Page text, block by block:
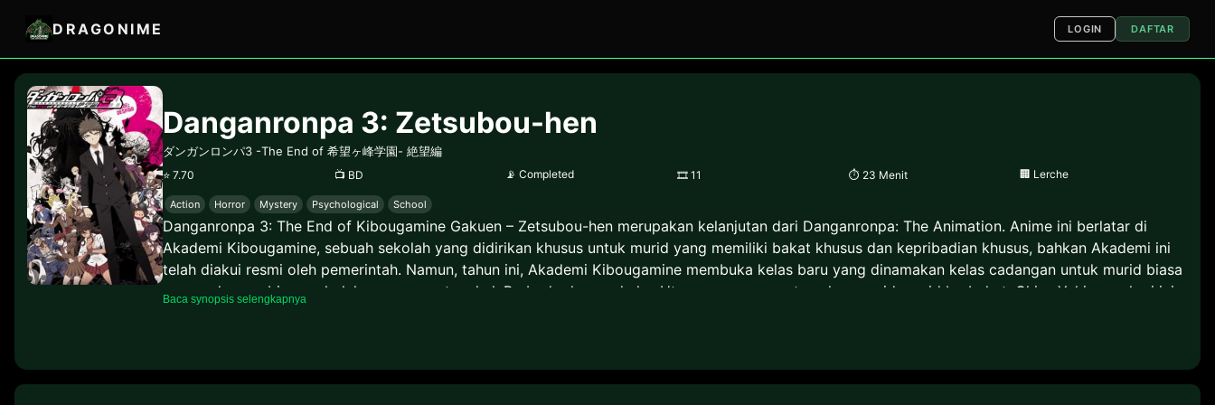
DRAGONIME LOGIN DAFTAR
Danganronpa 3: Zetsubou-hen
ダンガンロンパ3 -The End of 希望ヶ峰学園- 絶望編
⭐ 7.70 📺 BD 📡Completed 🎞 11 ⏱ 23 Menit 🏢 Lerche
Action Horror Mystery Psychological School
Danganronpa 3: The End of Kibougamine Gakuen – Zetsubou-hen merupakan kelanjutan dari Danganronpa: The Animation. Anime ini berlatar di
Akademi Kibougamine, sebuah sekolah yang didirikan khusus untuk murid yang memiliki bakat khusus dan kepribadian khusus, bahkan Akademi ini
telah diakui resmi oleh pemerintah. Namun, tahun ini, Akademi Kibougamine membuka kelas baru yang dinamakan kelas cadangan untuk murid biasa
namun dengan biaya sekolah yang sangat mahal. Berbeda dengan kelas Utama yang mengutamakan murid-murid berbakat. Chisa Yukizome hari ini
Baca synopsis selengkapnya